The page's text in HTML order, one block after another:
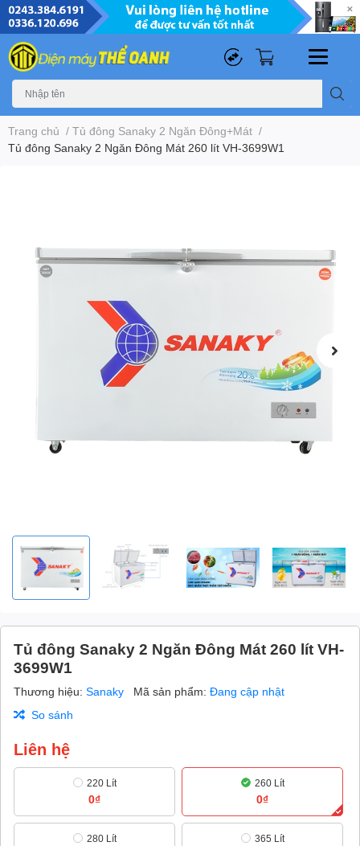
Trang chủ / Tủ đông Sanaky 2 Ngăn Đông+Mát /
Tủ đông Sanaky 2 Ngăn Đông Mát 260 lít VH-3699W1
Tủ đông Sanaky 2 Ngăn Đông Mát 260 lít VH-
3699W1
Thương hiệu: Sanaky Mã sản phẩm: Đang cập nhật
So sánh
Liên hệ
220 Lít
0₫
260 Lít
0₫
280 Lít 365 Lít